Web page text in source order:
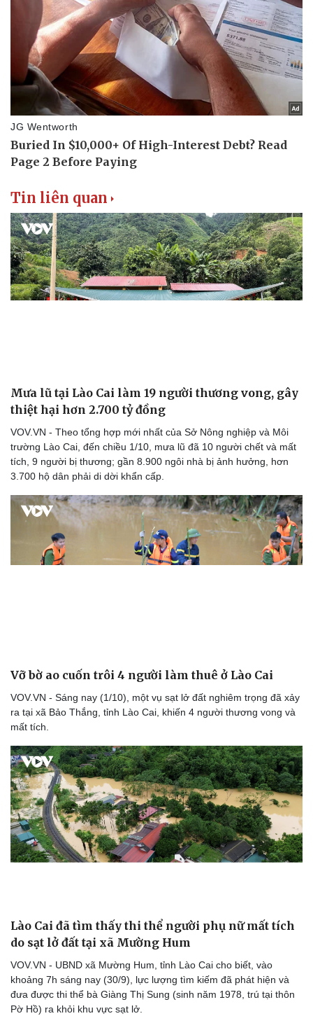
Doanh nghiệp
Thông tin doanh nghiệp
Doanh nghiệp 24h
Doanh nhân
Vì cộng đồng
Công nghệ
Sành điệu
Tin Công nghệ
Trải nghiệm
Tin liên quan
Mưa lũ tại Lào Cai làm 19 người thương vong, gây
thiệt hại hơn 2.700 tỷ đồng
VOV.VN - Theo tổng hợp mới nhất của Sở Nông nghiệp và Môi
trường Lào Cai, đến chiều 1/10, mưa lũ đã 10 người chết và mất
tích, 9 người bị thương; gần 8.900 ngôi nhà bị ảnh hưởng, hơn
3.700 hộ dân phải di dời khẩn cấp.
Vỡ bờ ao cuốn trôi 4 người làm thuê ở Lào Cai
VOV.VN - Sáng nay (1/10), một vụ sạt lở đất nghiêm trọng đã xảy
ra tại xã Bảo Thắng, tỉnh Lào Cai, khiến 4 người thương vong và
mất tích.
Lào Cai đã tìm thấy thi thể người phụ nữ mất tích
do sạt lở đất tại xã Mường Hum
VOV.VN - UBND xã Mường Hum, tỉnh Lào Cai cho biết, vào
khoảng 7h sáng nay (30/9), lực lượng tìm kiếm đã phát hiện và
đưa được thi thể bà Giàng Thị Sung (sinh năm 1978, trú tại thôn
Pờ Hồ) ra khỏi khu vực sạt lở.